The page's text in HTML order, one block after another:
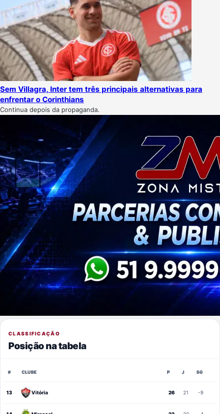
Sem Villagra, Inter tem três principais alternativas para
enfrentar o Corinthians
Continua depois da propaganda.
CLASSIFICAÇÃO
Posição na tabela
# CLUBE P J SG
13 Vitória 26 21 -9